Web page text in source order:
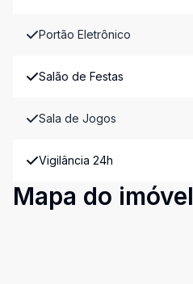
Portão Eletrônico
Salão de Festas
Sala de Jogos
Vigilância 24h
Mapa do imóvel